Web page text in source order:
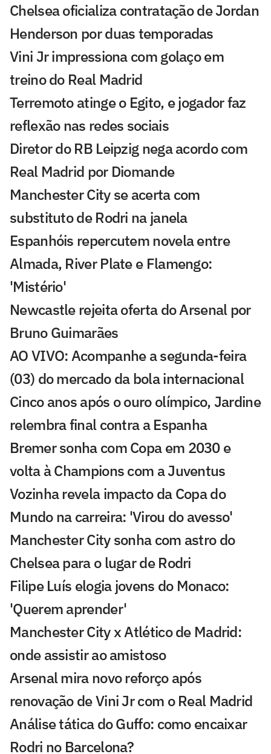
Chelsea oficializa contratação de Jordan
Henderson por duas temporadas
Vini Jr impressiona com golaço em
treino do Real Madrid
Terremoto atinge o Egito, e jogador faz
reflexão nas redes sociais
Diretor do RB Leipzig nega acordo com
Real Madrid por Diomande
Manchester City se acerta com
substituto de Rodri na janela
Espanhóis repercutem novela entre
Almada, River Plate e Flamengo:
'Mistério'
Newcastle rejeita oferta do Arsenal por
Bruno Guimarães
AO VIVO: Acompanhe a segunda-feira
(03) do mercado da bola internacional
Cinco anos após o ouro olímpico, Jardine
relembra final contra a Espanha
Bremer sonha com Copa em 2030 e
volta à Champions com a Juventus
Vozinha revela impacto da Copa do
Mundo na carreira: 'Virou do avesso'
Manchester City sonha com astro do
Chelsea para o lugar de Rodri
Filipe Luís elogia jovens do Monaco:
'Querem aprender'
Manchester City x Atlético de Madrid:
onde assistir ao amistoso
Arsenal mira novo reforço após
renovação de Vini Jr com o Real Madrid
Análise tática do Guffo: como encaixar
Rodri no Barcelona?